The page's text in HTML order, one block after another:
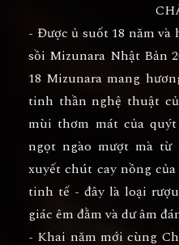
- Được ủ suốt 18 năm
sồi Mizunara Nhật Bản
18 Mizunara mang
tinh thần nghệ thuật
mùi thơm mát của
ngọt ngào mượt mà từ
xuyết chút cay nồng
tinh tế - đây là loại
giác êm đằm và dư âm
- Khai năm mới cùng